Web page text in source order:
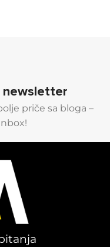
newsletter
priče sa bloga –